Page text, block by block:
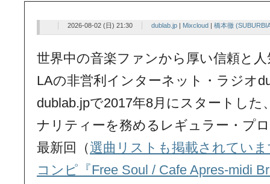
2026-08-02 (日) 21:30 dublab.jp Mixcloud 橋本徹
世界中の音楽ファンから厚い信頼と
LAの非営利インターネット・ラジオ
dublab.jpで2017年8月にスタートした
ナリティーを務めるレギュラー・プ
最新回（選曲リストも掲載されてい
コンピ『Free Soul / Cafe Apres-midi